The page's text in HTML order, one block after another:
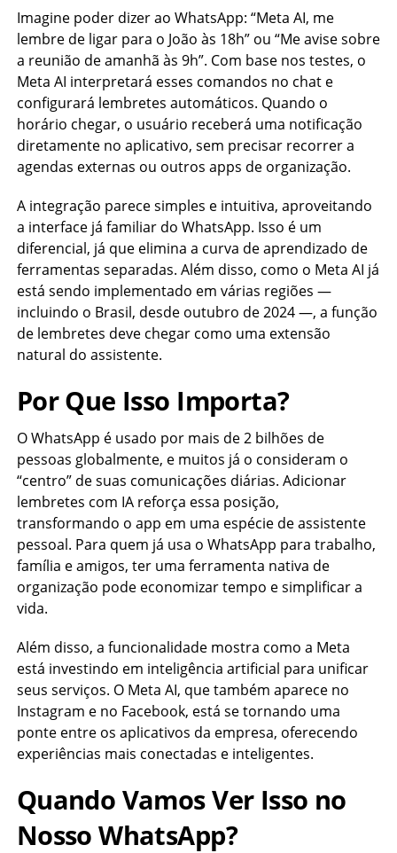
Imagine poder dizer ao WhatsApp: “Meta AI, me
lembre de ligar para o João às 18h” ou “Me avise sobre
a reunião de amanhã às 9h”. Com base nos testes, o
Meta AI interpretará esses comandos no chat e
configurará lembretes automáticos. Quando o
horário chegar, o usuário receberá uma notificação
diretamente no aplicativo, sem precisar recorrer a
agendas externas ou outros apps de organização.
A integração parece simples e intuitiva, aproveitando
a interface já familiar do WhatsApp. Isso é um
diferencial, já que elimina a curva de aprendizado de
ferramentas separadas. Além disso, como o Meta AI já
está sendo implementado em várias regiões —
incluindo o Brasil, desde outubro de 2024 —, a função
de lembretes deve chegar como uma extensão
natural do assistente.
Por Que Isso Importa?
O WhatsApp é usado por mais de 2 bilhões de
pessoas globalmente, e muitos já o consideram o
“centro” de suas comunicações diárias. Adicionar
lembretes com IA reforça essa posição,
transformando o app em uma espécie de assistente
pessoal. Para quem já usa o WhatsApp para trabalho,
família e amigos, ter uma ferramenta nativa de
organização pode economizar tempo e simplificar a
vida.
Além disso, a funcionalidade mostra como a Meta
está investindo em inteligência artificial para unificar
seus serviços. O Meta AI, que também aparece no
Instagram e no Facebook, está se tornando uma
ponte entre os aplicativos da empresa, oferecendo
experiências mais conectadas e inteligentes.
Quando Vamos Ver Isso no
Nosso WhatsApp?